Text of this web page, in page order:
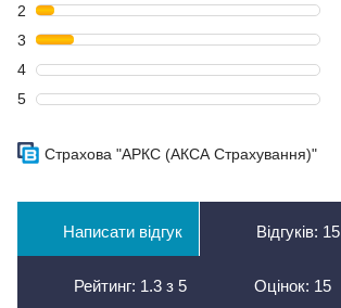
2
3
4
5
Страхова "АРКС (АКСА Страхування)"
Написати відгук Відгуків: 15
Рейтинг: 1.3 з 5 Оцінок: 15